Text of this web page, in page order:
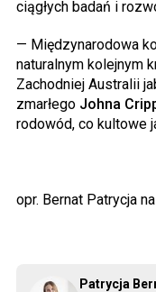
Patrycja
ciągłych badań i
— Międzynarodowa
naturalnym kolejnym
Zachodniej Australii
zmarłego Johna
rodowód, co kultowe
opr. Bernat Patrycja